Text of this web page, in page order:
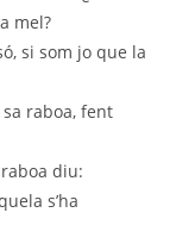
mel?
si som jo que la
sa raboa, fent
diu:
s’ha